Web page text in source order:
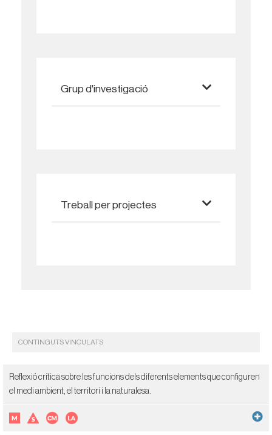
Grup d'investigació
Treball per projectes
CONTINGUTS VINCULATS
Reflexió crítica sobre les funcions dels diferents elements que configuren
el medi ambient, el territori i la naturalesa.